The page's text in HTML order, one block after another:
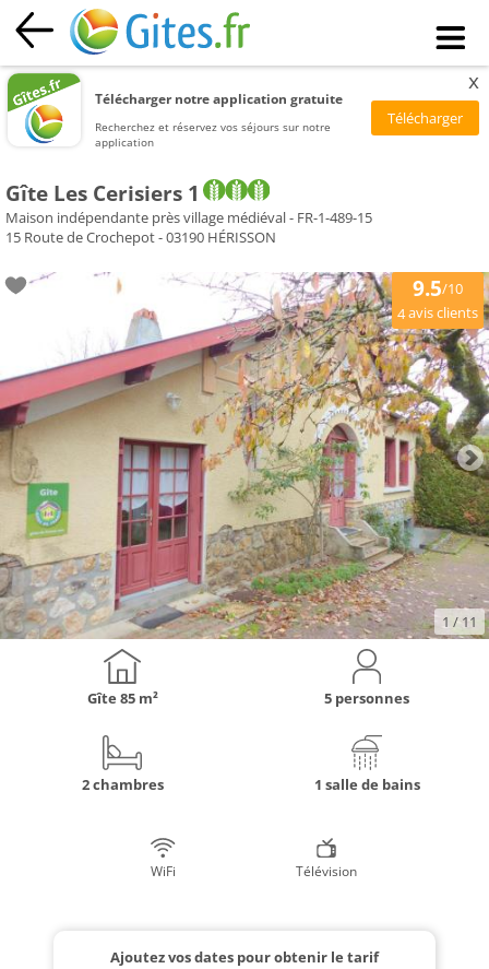
Télécharger notre application gratuite
Recherchez et réservez vos séjours sur notre
application
x
Gîte Les Cerisiers 1
Maison indépendante près village médiéval - FR-1-489-15
15 Route de Crochepot - 03190 HÉRISSON
9.5/10
4avis clients
1 / 11
Gîte 85 m² 5 personnes
2 chambres 1 salle de bains
WiFi Télévision
Ajoutez vos dates pour obtenir le tarif